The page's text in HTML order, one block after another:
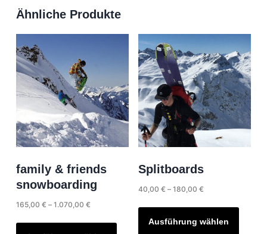
Ähnliche Produkte
family & friends
snowboarding
165,00 € – 1.070,00 €Preisspanne:
Dieses
Splitboards
40,00 € – 180,00 €Preisspanne:
180,00 €
Ausführung wählen
Dieses